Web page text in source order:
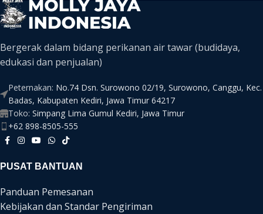
Bergerak dalam bidang perikanan air tawar (budidaya,
edukasi dan penjualan)
Peternakan: No.74 Dsn. Surowono 02/19, Surowono, Canggu, Kec.
Badas, Kabupaten Kediri, Jawa Timur 64217
Toko: Simpang Lima Gumul Kediri, Jawa Timur
+62 898-8505-555
PUSAT BANTUAN
Panduan Pemesanan
Kebijakan dan Standar Pengiriman